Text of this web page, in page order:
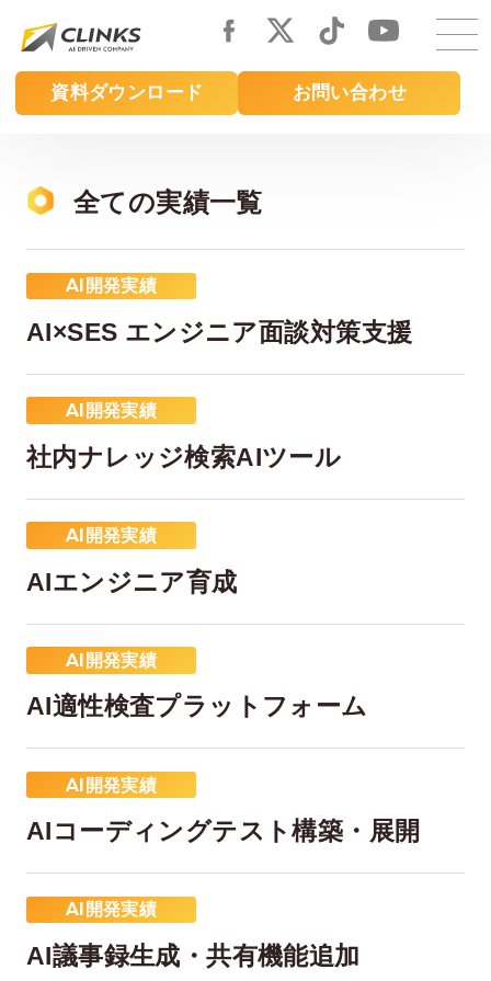
main
content
資料ダウンロード お問い合わせ
在宅率
66%
2026年7月時点
社員数
全ての実績一覧
AI開発実績
AI×SES エンジニア面談対策支援
AI開発実績
社内ナレッジ検索AIツール
AI開発実績
AIエンジニア育成
AI開発実績
AI適性検査プラットフォーム
AI開発実績
AIコーディングテスト構築・展開
AI開発実績
AI議事録生成・共有機能追加